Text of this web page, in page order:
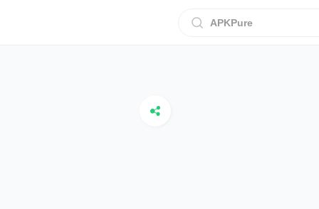
APKPure